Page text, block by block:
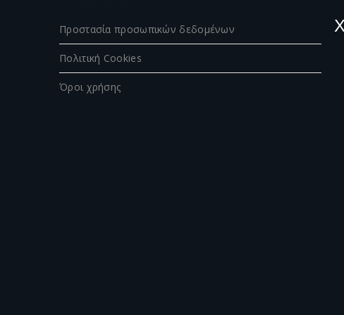
Προστασία προσωπικών δεδομένων
Πολιτική Cookies
Όροι χρήσης